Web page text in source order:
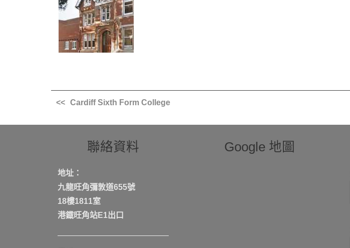
Cardiff Sixth Form College
聯絡資料
地址：
九龍旺角彌敦道655號
18樓1811室
港鐡旺角站E1出口
Google 地圖